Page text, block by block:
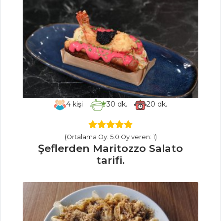
Tarifleri
ÇORBALAR
Bademli
Kuzukulağı Çorbası
Patates Çorbası
Çorbalar Tüm
PILAV VE
MAKARNA
4kişi 30 dk. 20 dk.
(Ortalama Oy: 5.0 Oy veren: 1)
Şeflerden Maritozzo Salato
tarifi.